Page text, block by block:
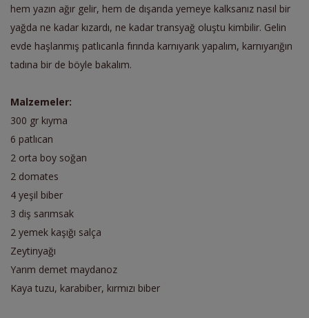
hem yazın ağır gelir, hem de dışarıda yemeye kalksanız nasıl bir
yağda ne kadar kızardı, ne kadar transyağ oluştu kimbilir. Gelin
evde haşlanmış patlıcanla fırında karnıyarık yapalım, karnıyarığın
tadına bir de böyle bakalım.
Malzemeler:
300 gr kıyma
6 patlıcan
2 orta boy soğan
2 domates
4 yeşil biber
3 diş sarımsak
2 yemek kaşığı salça
Zeytinyağı
Yarım demet maydanoz
Kaya tuzu, karabiber, kırmızı biber